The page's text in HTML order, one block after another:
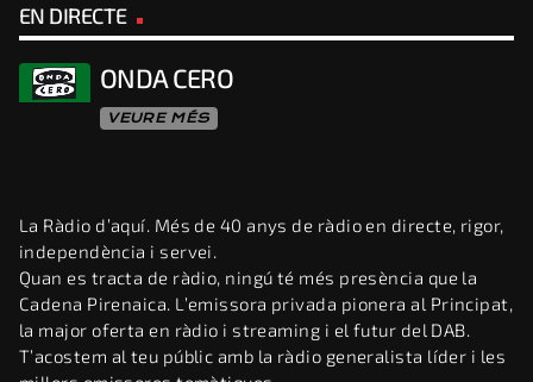
EN DIRECTE
ONDA CERO
VEURE MÉS
La Ràdio d’aquí. Més de 40 anys de ràdio en directe, rigor,
independència i servei.
Quan es tracta de ràdio, ningú té més presència que la
Cadena Pirenaica. L’emissora privada pionera al Principat,
la major oferta en ràdio i streaming i el futur del DAB.
T’acostem al teu públic amb la ràdio generalista líder i les